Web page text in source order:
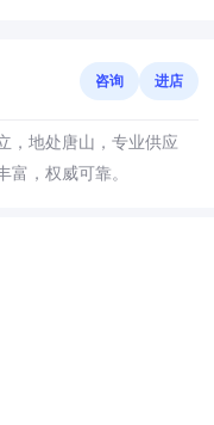
咨询 进店
，地处唐山，专业供应
富，权威可靠。